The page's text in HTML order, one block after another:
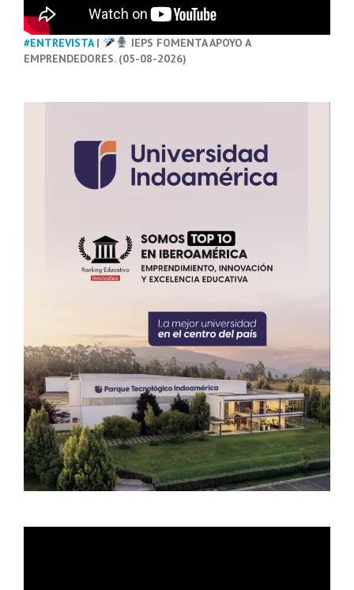
#ENTREVISTA|
IEPS FOMENTA APOYO A
EMPRENDEDORES. (05-08-2026)